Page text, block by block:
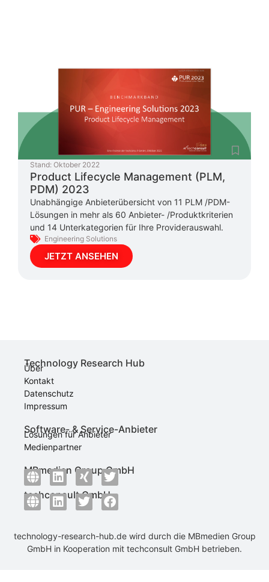
Stand: Oktober 2022
Product Lifecycle Management (PLM,
PDM) 2023
Unabhängige Anbieterübersicht von 11 PLM /PDM-
Lösungen in mehr als 60 Anbieter- /Produktkriterien
und 14 Unterkategorien für Ihre Providerauswahl.
Engineering Solutions
JETZT ANSEHEN
Technology Research Hub
Über
Kontakt
Datenschutz
Impressum
Software- & Service-Anbieter
Lösungen für Anbieter
Medienpartner
MBmedien Group GmbH
techconsult GmbH
technology-research-hub.de wird durch die MBmedien Group
GmbH in Kooperation mit techconsult GmbH betrieben.